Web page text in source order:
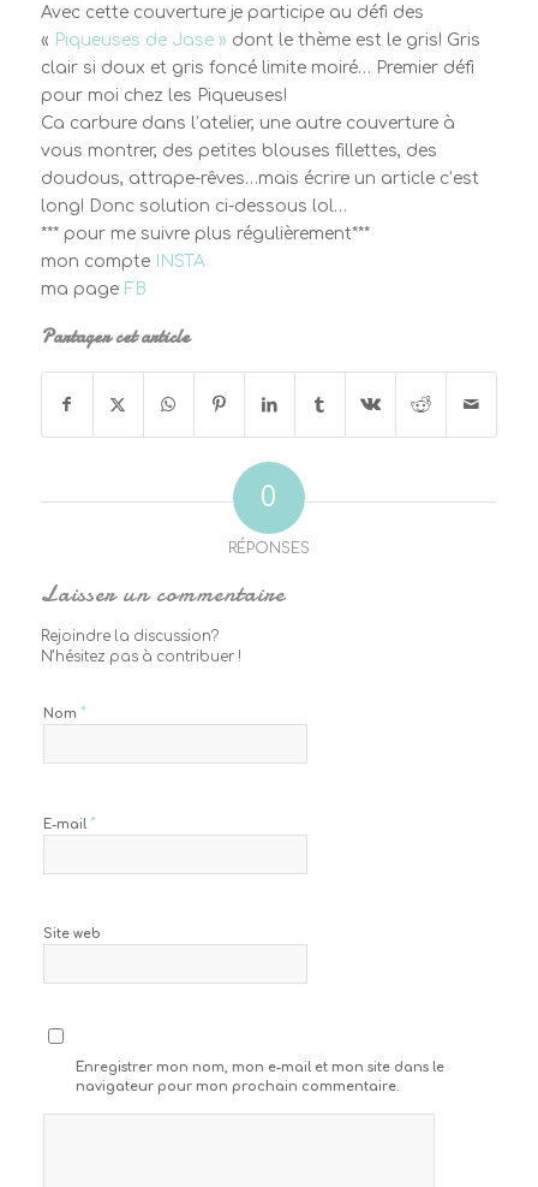
Avec cette couverture je participe au défi des
« Piqueuses de Jase » dont le thème est le gris! Gris
clair si doux et gris foncé limite moiré… Premier défi
pour moi chez les Piqueuses!
Ca carbure dans l’atelier, une autre couverture à
vous montrer, des petites blouses fillettes, des
doudous, attrape-rêves…mais écrire un article c’est
long! Donc solution ci-dessous lol…
*** pour me suivre plus régulièrement***
mon compte
INSTA
ma page FB
Partager cet article
0
RÉPONSES
Laisser un commentaire
Rejoindre la discussion?
N’hésitez pas à contribuer !
Nom *
E-mail *
Site web
Enregistrer mon nom, mon e-mail et mon site dans le
navigateur pour mon prochain commentaire.